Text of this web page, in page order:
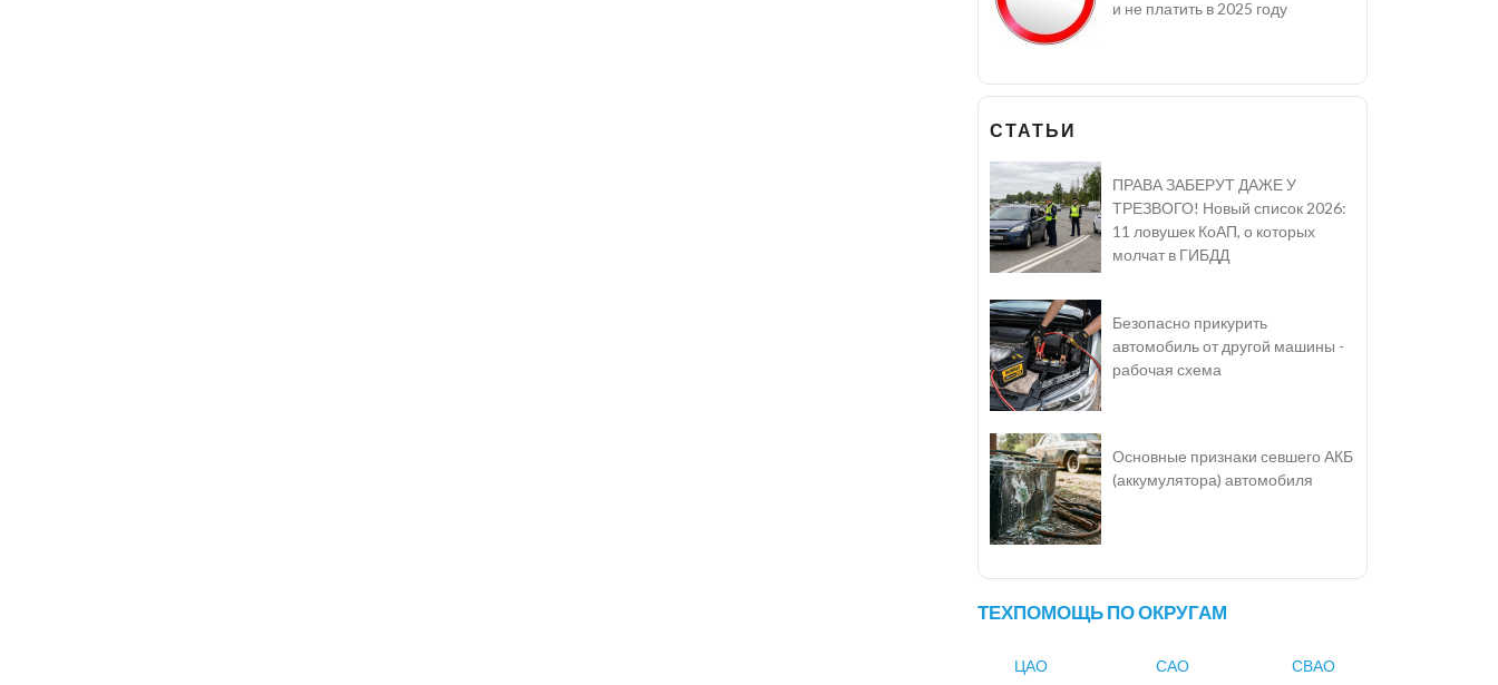
и не платить в 2025 году
СТАТЬИ
ПРАВА ЗАБЕРУТ ДАЖЕ У
ТРЕЗВОГО! Новый список 2026:
11 ловушек КоАП, о которых
молчат в ГИБДД
Безопасно прикурить
автомобиль от другой машины -
рабочая схема
Основные признаки севшего АКБ
(аккумулятора) автомобиля
ТЕХПОМОЩЬ ПО ОКРУГАМ
ЦАО САО СВАО